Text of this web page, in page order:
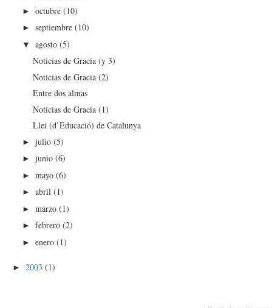
►octubre(10)
►septiembre(10)
▼agosto(5)
Noticias de Gracia (y 3)
Noticias de Gracia (2)
Entre dos almas
Noticias de Gracia (1)
Llei (d’Educació) de Catalunya
►julio(5)
►junio(6)
►mayo(6)
►abril(1)
►marzo(1)
►febrero(2)
►enero(1)
► 2003 (1)